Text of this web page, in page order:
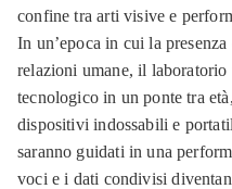
confine tra arti visive e
In un’epoca in cui la
relazioni umane, il
tecnologico in un ponte tra
dispositivi indossabili e
saranno guidati in una
voci e i dati condivisi